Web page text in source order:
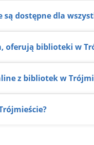
są dostępne dla
oferują biblioteki w
z bibliotek w